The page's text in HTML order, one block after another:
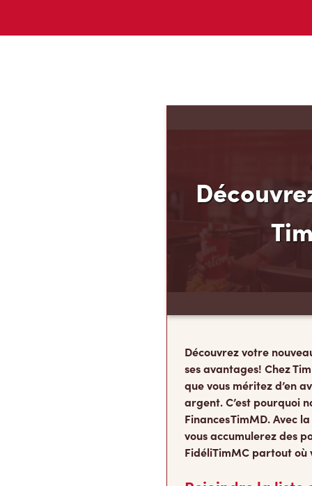
Découvrez votre
ses avantages! Chez
que vous méritez d’en
argent. C’est pourquoi
Finances TimMD. Avec
vous accumulerez des
FidéliTimMC partout où